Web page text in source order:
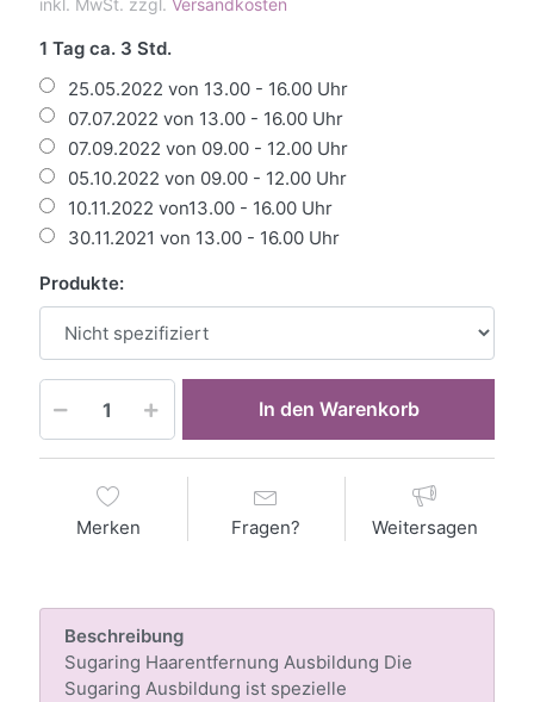
inkl. MwSt. zzgl. Versandkosten
1 Tag ca. 3 Std.
25.05.2022 von 13.00 - 16.00 Uhr
07.07.2022 von 13.00 - 16.00 Uhr
07.09.2022 von 09.00 - 12.00 Uhr
05.10.2022 von 09.00 - 12.00 Uhr
10.11.2022 von13.00 - 16.00 Uhr
30.11.2021 von 13.00 - 16.00 Uhr
Produkte:
In den Warenkorb
Merken Fragen? Weitersagen
Beschreibung
Sugaring Haarentfernung Ausbildung Die
Sugaring Ausbildung ist spezielle